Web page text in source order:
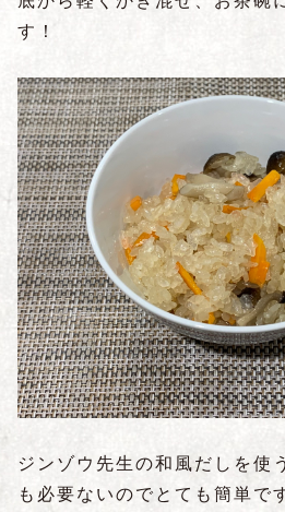
す！
ジンゾウ先生の和風だしを使
も必要ないのでとても簡単で